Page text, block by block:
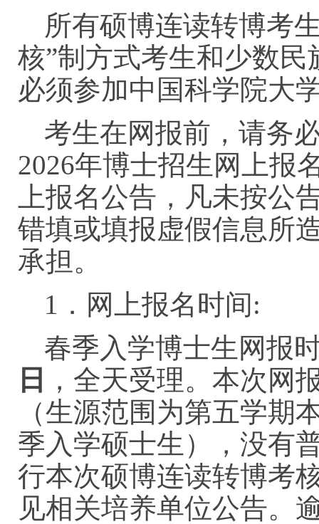
所有硕博连读转博考
核”制方式考生和少数
必须参加中国科学院大
考生在网报前，请务
2026年博士招生网上报
上报名公告，凡未按公
错填或填报虚假信息所
承担。
1．网上报名时间:
春季入学博士生网报
日
，全天受理。本次网
（生源范围为第五学期
季入学硕士生），没有
行本次硕博连读转博考
见相关培养单位公告。